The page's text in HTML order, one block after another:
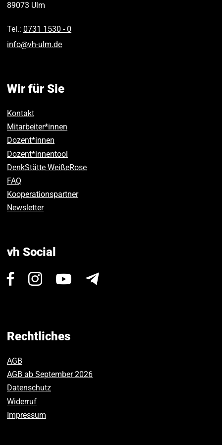
89073 Ulm
Tel.: 0731 1530 ‑ 0
info@vh-ulm.de
Wir für Sie
Kontakt
Mitarbeiter*innen
Dozent*innen
Dozent*innentool
DenkStätte WeißeRose
FAQ
Kooperationspartner
Newsletter
vh Social
Besuchen
Facebook.
Besuchen
Instagram.
Besuchen
Rechtliches
AGB
AGB ab September 2026
Datenschutz
Widerruf
Impressum